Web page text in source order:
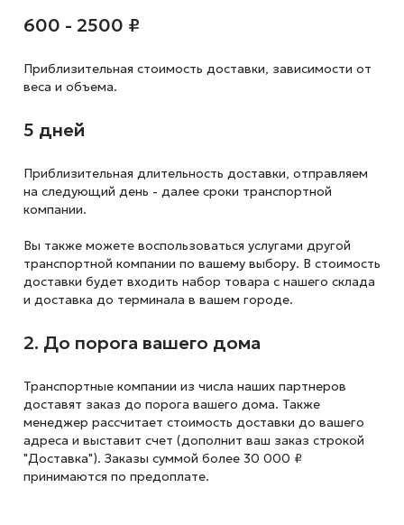
600 - 2500 ₽
Приблизительная стоимость доставки, зависимости от
веса и объема.
5 дней
Приблизительная длительность доставки, отправляем
на следующий день - далее сроки транспортной
компании.
Вы также можете воспользоваться услугами другой
транспортной компании по вашему выбору. В стоимость
доставки будет входить набор товара с нашего склада
и доставка до терминала в вашем городе.
2. До порога вашего дома
Транспортные компании из числа наших партнеров
доставят заказ до порога вашего дома. Также
менеджер рассчитает стоимость доставки до вашего
адреса и выставит счет (дополнит ваш заказ строкой
"Доставка"). Заказы суммой более 30 000 ₽
принимаются по предоплате.